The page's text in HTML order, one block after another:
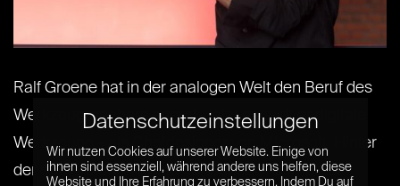
Ralf Groene hat in der analogen Welt den Beruf des
Werkzeugmachers erlernt. Jetzt entwirft er digitale
Werkzeuge – als Chefdesigner von Microsoft. Hinter
der erfolgreichen Reihe der Surface-Computer
Datenschutzeinstellungen
Wir nutzen Cookies auf unserer Website. Einige von
ihnen sind essenziell, während andere uns helfen, diese
Website und Ihre Erfahrung zu verbessern. Indem Du auf